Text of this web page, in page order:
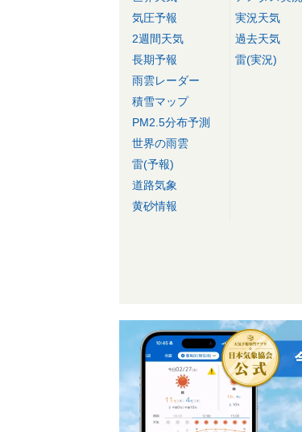
気圧予報
2週間天気
長期予報
雨雲レーダー
積雪マップ
PM2.5分布予測
世界の雨雲
雷(予報)
道路気象
黄砂情報
実況天気
過去天気
雷(実況)